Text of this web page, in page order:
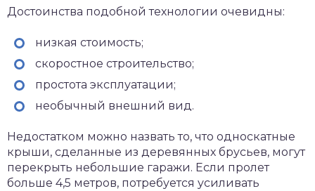
Достоинства подобной технологии очевидны:
низкая стоимость;
скоростное строительство;
простота эксплуатации;
необычный внешний вид.
Недостатком можно назвать то, что односкатные
крыши, сделанные из деревянных брусьев, могут
перекрыть небольшие гаражи. Если пролет
больше 4,5 метров, потребуется усиливать